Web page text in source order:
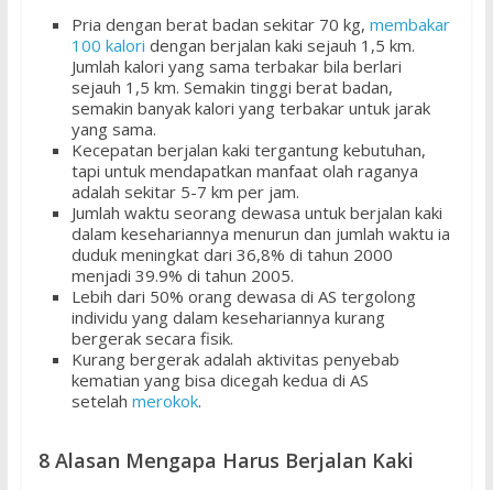
Pria dengan berat badan sekitar 70 kg, membakar
100 kalori dengan berjalan kaki sejauh 1,5 km.
Jumlah kalori yang sama terbakar bila berlari
sejauh 1,5 km. Semakin tinggi berat badan,
semakin banyak kalori yang terbakar untuk jarak
yang sama.
Kecepatan berjalan kaki tergantung kebutuhan,
tapi untuk mendapatkan manfaat olah raganya
adalah sekitar 5-7 km per jam.
Jumlah waktu seorang dewasa untuk berjalan kaki
dalam kesehariannya menurun dan jumlah waktu ia
duduk meningkat dari 36,8% di tahun 2000
menjadi 39.9% di tahun 2005.
Lebih dari 50% orang dewasa di AS tergolong
individu yang dalam kesehariannya kurang
bergerak secara fisik.
Kurang bergerak adalah aktivitas penyebab
kematian yang bisa dicegah kedua di AS
setelah merokok.
8 Alasan Mengapa Harus Berjalan Kaki